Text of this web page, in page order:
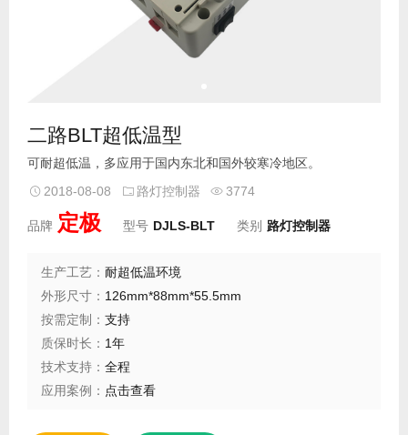
二路BLT超低温型
可耐超低温，多应用于国内东北和国外较寒冷地区。
2018-08-08
路灯控制器 3774
品牌 定极 型号 DJLS-BLT 类别 路灯控制器
生产工艺： 耐超低温环境
外形尺寸： 126mm*88mm*55.5mm
按需定制： 支持
质保时长： 1年
技术支持： 全程
应用案例： 点击查看